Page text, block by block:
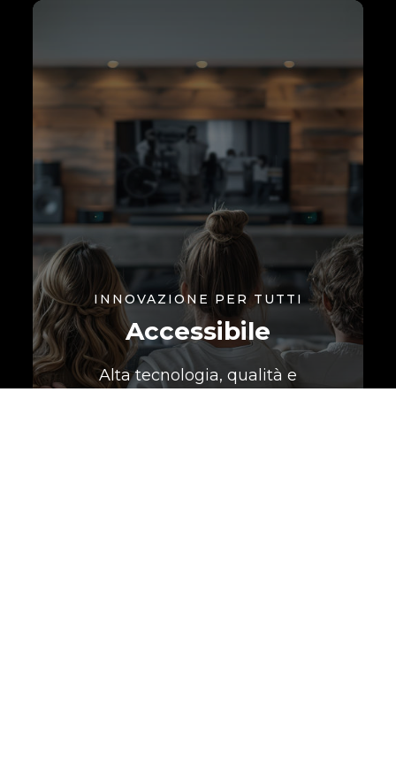
INNOVAZIONE PER TUTTI
Accessibile
Alta tecnologia, qualità e